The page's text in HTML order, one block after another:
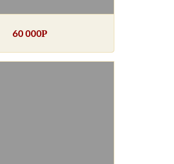
60 000Р